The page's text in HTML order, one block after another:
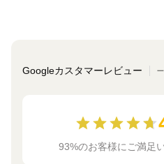
Googleカスタマーレビュー
93%のお客様にご満足